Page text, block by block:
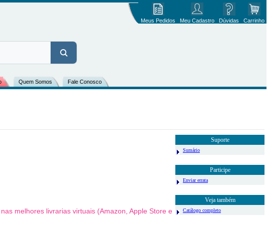
Meus Pedidos Meu Cadastro Dúvidas Carrinho
Quem Somos Fale Conosco
melhores livrarias virtuais (Amazon, Apple Store e
Suporte
Sumário
Participe
Enviar errata
Veja também
Catálogo completo